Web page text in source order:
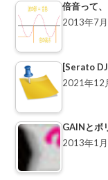
倍音って
2013年7
[Serato
2021年12
GAINとボ
2013年1